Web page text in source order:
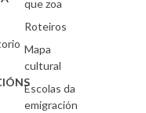
que zoa
Roteiros
Mapa
cultural
Escolas da
emigración